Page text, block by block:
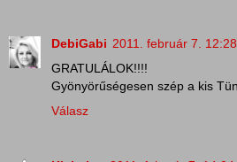
DebiGabi 2011. február 7. 12:28
GRATULÁLOK!!!!
Gyönyörűségesen szép a kis
Válasz